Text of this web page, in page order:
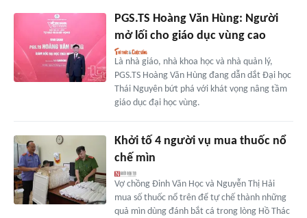
PGS.TS Hoàng Văn Hùng: Người
mở lối cho giáo dục vùng cao
Là nhà giáo, nhà khoa học và nhà quản lý,
PGS.TS Hoàng Văn Hùng đang dẫn dắt Đại học
Thái Nguyên bứt phá với khát vọng nâng tầm
giáo dục đại học vùng.
Khởi tố 4 người vụ mua thuốc nổ
chế mìn
Vợ chồng Đinh Văn Học và Nguyễn Thị Hải
mua số thuốc nổ trên để tự chế thành những
quả mìn dùng đánh bắt cá trong lòng Hồ Thác